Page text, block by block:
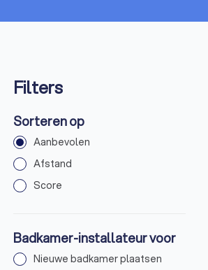
(37)
Filters
Sorteren op
Aanbevolen
Afstand
Score
Badkamer-installateur voor
Nieuwe badkamer plaatsen